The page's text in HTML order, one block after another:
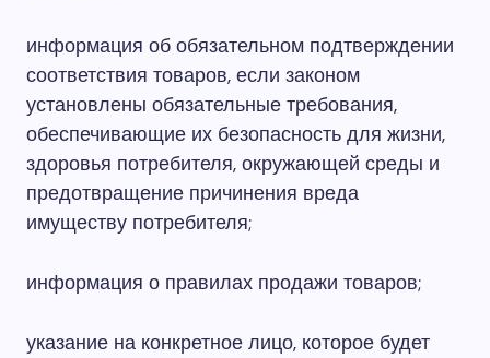
информация об обязательном подтверждении
соответствия товаров, если законом
установлены обязательные требования,
обеспечивающие их безопасность для жизни,
здоровья потребителя, окружающей среды и
предотвращение причинения вреда
имуществу потребителя;
информация о правилах продажи товаров;
указание на конкретное лицо, которое будет